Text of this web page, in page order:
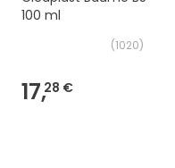
100 ml
(1020)
17,28 €